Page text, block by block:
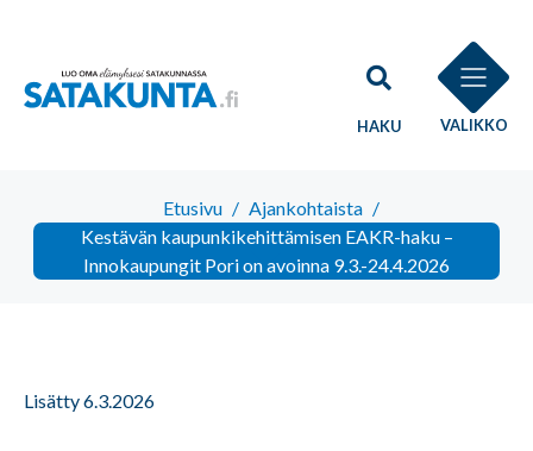
HAKU VALIKKO
Etusivu / Ajankohtaista /
Kestävän kaupunkikehittämisen EAKR-haku –
Innokaupungit Pori on avoinna 9.3.-24.4.2026
Lisätty 6.3.2026